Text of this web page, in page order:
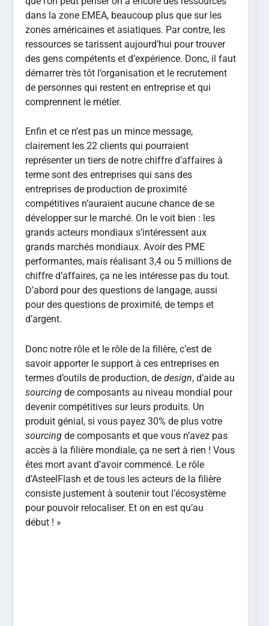
dans la zone EMEA, beaucoup plus que sur les
zones américaines et asiatiques. Par contre, les
ressources se tarissent aujourd’hui pour trouver
des gens compétents et d’expérience. Donc, il faut
démarrer très tôt l’organisation et le recrutement
de personnes qui restent en entreprise et qui
comprennent le métier.
Enfin et ce n’est pas un mince message,
clairement les 22 clients qui pourraient
représenter un tiers de notre chiffre d’affaires à
terme sont des entreprises qui sans des
entreprises de production de proximité
compétitives n’auraient aucune chance de se
développer sur le marché. On le voit bien : les
grands acteurs mondiaux s’intéressent aux
grands marchés mondiaux. Avoir des PME
performantes, mais réalisant 3,4 ou 5 millions de
chiffre d’affaires, ça ne les intéresse pas du tout.
D’abord pour des questions de langage, aussi
pour des questions de proximité, de temps et
d’argent.
Donc notre rôle et le rôle de la filière, c’est de
savoir apporter le support à ces entreprises en
termes d’outils de production, dedesign, d’aide au
sourcing de composants au niveau mondial pour
devenir compétitives sur leurs produits. Un
produit génial, si vous payez 30% de plus votre
sourcing de composants et que vous n’avez pas
accès à la filière mondiale, ça ne sert à rien ! Vous
êtes mort avant d’avoir commencé. Le rôle
d’AsteelFlash et de tous les acteurs de la filière
consiste justement à soutenir tout l’écosystème
pour pouvoir relocaliser. Et on en est qu’au
début ! »